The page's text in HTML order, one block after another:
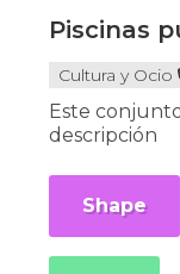
Piscinas
Cultura y Ocio
Este
descripción
Shape